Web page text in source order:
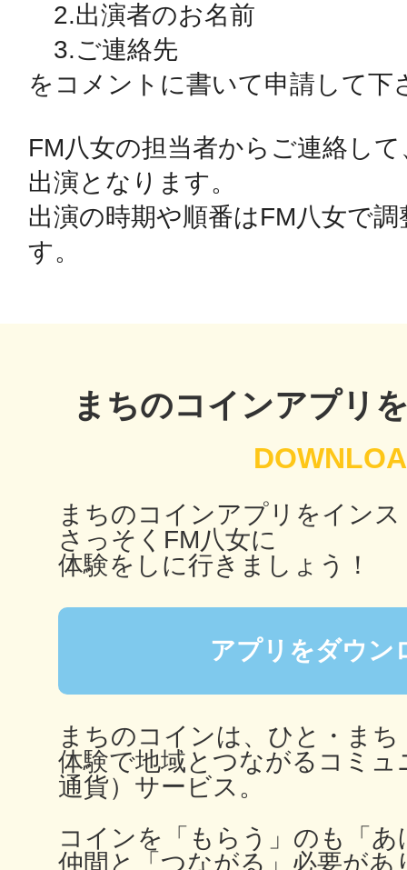
2.出演者のお名前
3.ご連絡先
をコメントに書いて申請して下
FM八女の担当者からご連絡し
出演となります。
出演の時期や順番はFM八女で
まちのコインアプリ
まちのコインアプリをイン
さっそくFM八女に
体験をしに行きましょう！
アプリをダウン
まちのコインは、ひと・ま
体験で地域とつながるコミュ
通貨）サービス。
コインを「もらう」のも「
仲間と「つながる」必要があ
秋葉原
シモキ
多度津
厚木
八尾